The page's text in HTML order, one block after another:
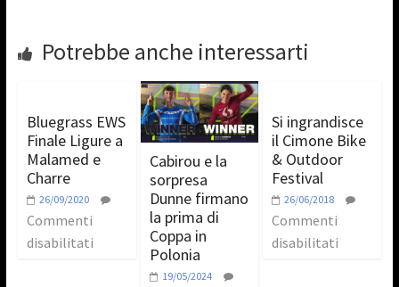
Potrebbe anche interessarti
Bluegrass EWS
Finale Ligure a
Malamed e
Charre
26/09/2020
Commenti
disabilitati
Cabirou e la
sorpresa
Dunne firmano
la prima di
Coppa in
Polonia
19/05/2024
Si ingrandisce
il Cimone Bike
& Outdoor
Festival
26/06/2018
Commenti
disabilitati